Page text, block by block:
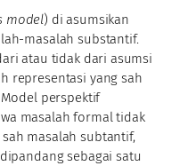
model) di asumsikan
masalah substantif.
atau tidak dari asumsi
representasi yang sah
perspektif
masalah formal tidak
masalah subtantif,
sebagai satu